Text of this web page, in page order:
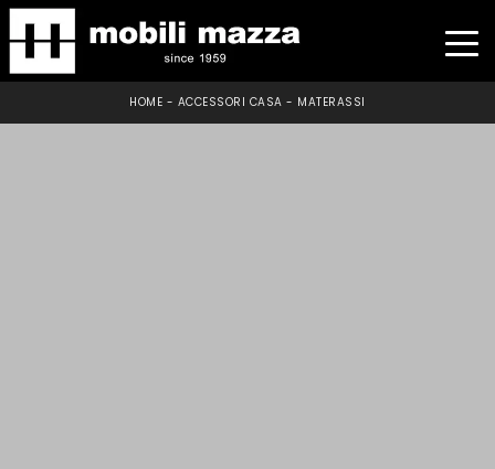
HOME - ACCESSORI CASA - MATERASSI